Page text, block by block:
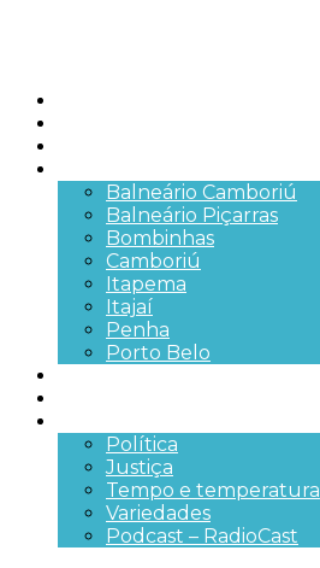
Balneário Camboriú
Balneário Piçarras
Bombinhas
Camboriú
Itapema
Itajaí
Penha
Porto Belo
Política
Justiça
Tempo e temperatura
Variedades
Podcast – RadioCast